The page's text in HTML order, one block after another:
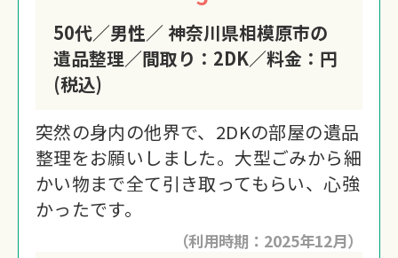
50代／男性／ 神奈川県相模原市の
遺品整理／間取り：2DK／料金：円
(税込)
突然の身内の他界で、2DKの部屋の遺品
整理をお願いしました。大型ごみから細
かい物まで全て引き取ってもらい、心強
かったです。
（利用時期：2025年12月）